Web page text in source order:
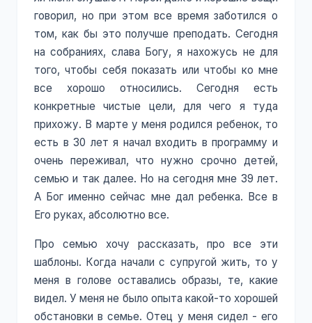
говорил, но при этом все время заботился о
том, как бы это получше преподать. Сегодня
на собраниях, слава Богу, я нахожусь не для
того, чтобы себя показать или чтобы ко мне
все хорошо относились. Сегодня есть
конкретные чистые цели, для чего я туда
прихожу. В марте у меня родился ребенок, то
есть в 30 лет я начал входить в программу и
очень переживал, что нужно срочно детей,
семью и так далее. Но на сегодня мне 39 лет.
А Бог именно сейчас мне дал ребенка. Все в
Его руках, абсолютно все.
Про семью хочу рассказать, про все эти
шаблоны. Когда начали с супругой жить, то у
меня в голове оставались образы, те, какие
видел. У меня не было опыта какой-то хорошей
обстановки в семье. Отец у меня сидел - его